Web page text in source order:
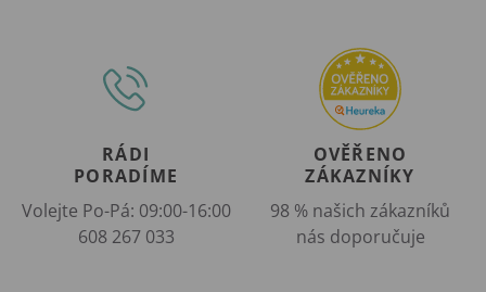
RÁDI
PORADÍME
Volejte Po-Pá: 09:00-16:00
608 267 033
OVĚŘENO
ZÁKAZNÍKY
98 % našich zákazníků
nás doporučuje